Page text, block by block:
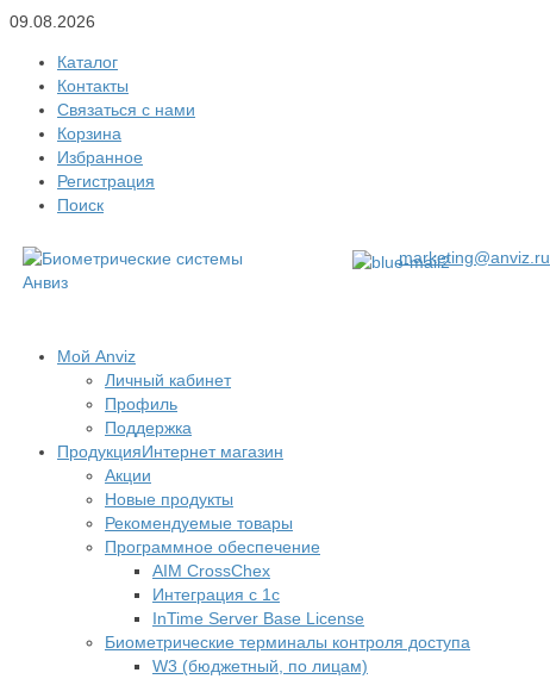
09.08.2026
Каталог
Контакты
Связаться с нами
Корзина
Избранное
Регистрация
Поиск
marketing@anviz.ru
Мой Anviz
Личный кабинет
Профиль
Поддержка
ПродукцияИнтернет магазин
Акции
Новые продукты
Рекомендуемые товары
Программное обеспечение
AIM CrossChex
Интеграция с 1с
InTime Server Base License
Биометрические терминалы контроля доступа
W3 (бюджетный, по лицам)